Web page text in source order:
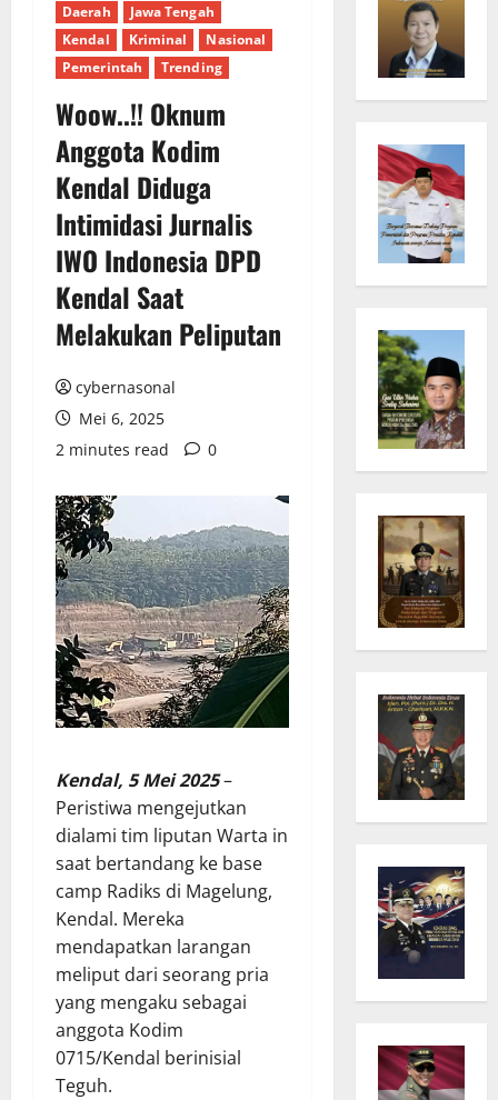
Daerah
Jawa Tengah
Kendal
Kriminal
Nasional
Pemerintah
Trending
Woow..!! Oknum
Anggota Kodim
Kendal Diduga
Intimidasi Jurnalis
IWO Indonesia DPD
Kendal Saat
Melakukan Peliputan
cybernasonal
Mei 6, 2025
2 minutes read
0
Kendal, 5 Mei 2025–
Peristiwa mengejutkan
dialami tim liputan Warta in
saat bertandang ke base
camp Radiks di Magelung,
Kendal. Mereka
mendapatkan larangan
meliput dari seorang pria
yang mengaku sebagai
anggota Kodim
0715/Kendal berinisial
Teguh.